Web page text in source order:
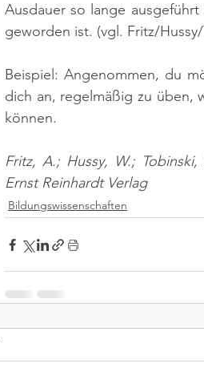
Ausdauer so lange
geworden ist. (vgl. Fritz/
Beispiel: Angenommen, du
dich an, regelmäßig zu üben,
können.
Fritz, A.; Hussy, W.;
Ernst Reinhardt Verlag
Bildungswissenschaften